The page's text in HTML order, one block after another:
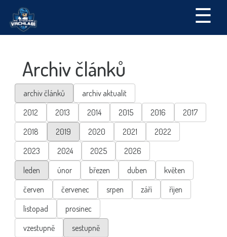
☰
Archiv článků
archiv článků
archiv aktualit
2012
2013 2014 2015 2016
2017
2018
2019 2020 2021
2022
2023
2024 2025
2026
leden
únor březen duben
květen
červen
červenec srpen září
říjen
listopad
prosinec
vzestupně
sestupně